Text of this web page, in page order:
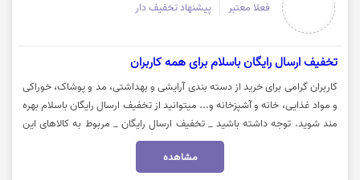
فعلا معتبر پیشنهاد تخفیف دار
تخفیف ارسال رایگان باسلام برای همه کاربران
کاربران گرامی برای خرید از دسته بندی آرایشی و بهداشتی، مد و پوشاک، خوراکی
و مواد غذایی، خانه و آشپزخانه و... میتوانید از تخفیف ارسال رایگان باسلام بهره
مند شوید. توجه داشته باشید _ تخفیف ارسال رایگان _ مربوط به کالاهای این
صفحه می‌باشد. جهت مشاهده و خرید این محصولات با ارسال رایگان، روی
مشاهده